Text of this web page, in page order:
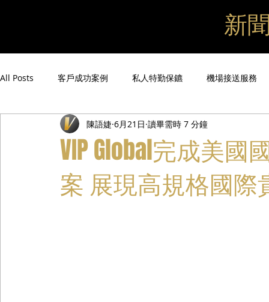
新
All Posts 客戶成功案例 私人特勤保鑣 機場接送服務
禮遇通關服務 主管專業司機 活動禮賓接待
VIP Global完成美
案 展現高規格國際
陳語婕 6月21日 讀畢需時 7 分鐘